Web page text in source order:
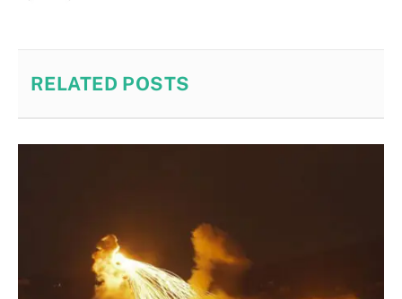
RELATED POSTS